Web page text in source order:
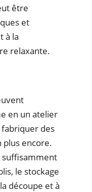
être
et
à la
relaxante.
en un atelier
des
plus encore.
le stockage
découpe et à